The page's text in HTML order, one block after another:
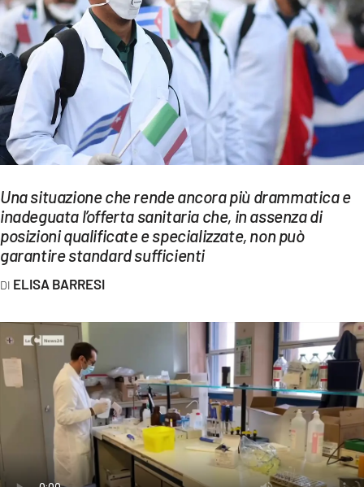
ECONOMIA E LAVORO
EVENTI
SPORT
Streaming
LAC NETWORK
LAC ONAIR
LaC
LACPLAY.IT
LACTV.IT
LACONAIR.IT
LACITYMAG.IT
ILREGGINO.IT
Una situazione che rende ancora più drammatica e
inadeguata l’offerta sanitaria che, in assenza di
posizioni qualificate e specializzate, non può
garantire standard sufficienti
ELISA BARRESI